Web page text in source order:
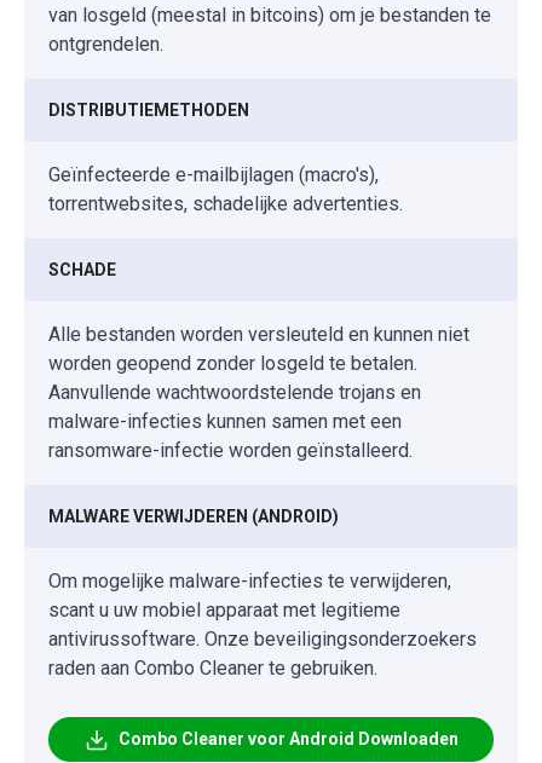
van losgeld (meestal in bitcoins) om je bestanden te
ontgrendelen.
DISTRIBUTIEMETHODEN
Geïnfecteerde e-mailbijlagen (macro's),
torrentwebsites, schadelijke advertenties.
SCHADE
Alle bestanden worden versleuteld en kunnen niet
worden geopend zonder losgeld te betalen.
Aanvullende wachtwoordstelende trojans en
malware-infecties kunnen samen met een
ransomware-infectie worden geïnstalleerd.
MALWARE VERWIJDEREN (ANDROID)
Om mogelijke malware-infecties te verwijderen,
scant u uw mobiel apparaat met legitieme
antivirussoftware. Onze beveiligingsonderzoekers
raden aan Combo Cleaner te gebruiken.
Combo Cleaner voor Android Downloaden